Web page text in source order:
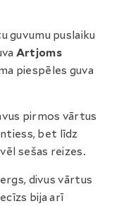
guvumu puslaiku
Artjoms
piespēles guva
pirmos vārtus
bet līdz
sešas reizes.
divus vārtus
bija arī